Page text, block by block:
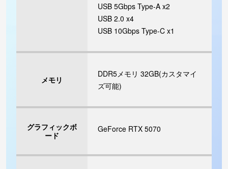
USB 5Gbps Type-A x2
USB 2.0 x4
USB 10Gbps Type-C x1
メモリ
DDR5メモリ 32GB(カスタマイ
ズ可能)
グラフィックボ
ード
GeForce RTX 5070